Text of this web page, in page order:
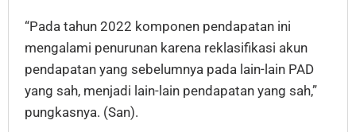
“Pada tahun 2022 komponen pendapatan ini
mengalami penurunan karena reklasifikasi akun
pendapatan yang sebelumnya pada lain-lain PAD
yang sah, menjadi lain-lain pendapatan yang sah,”
pungkasnya. (San).